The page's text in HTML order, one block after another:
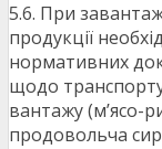
5.6. При
продукції
нормативних
щодо
вантажу (м’ясо-
продовольча